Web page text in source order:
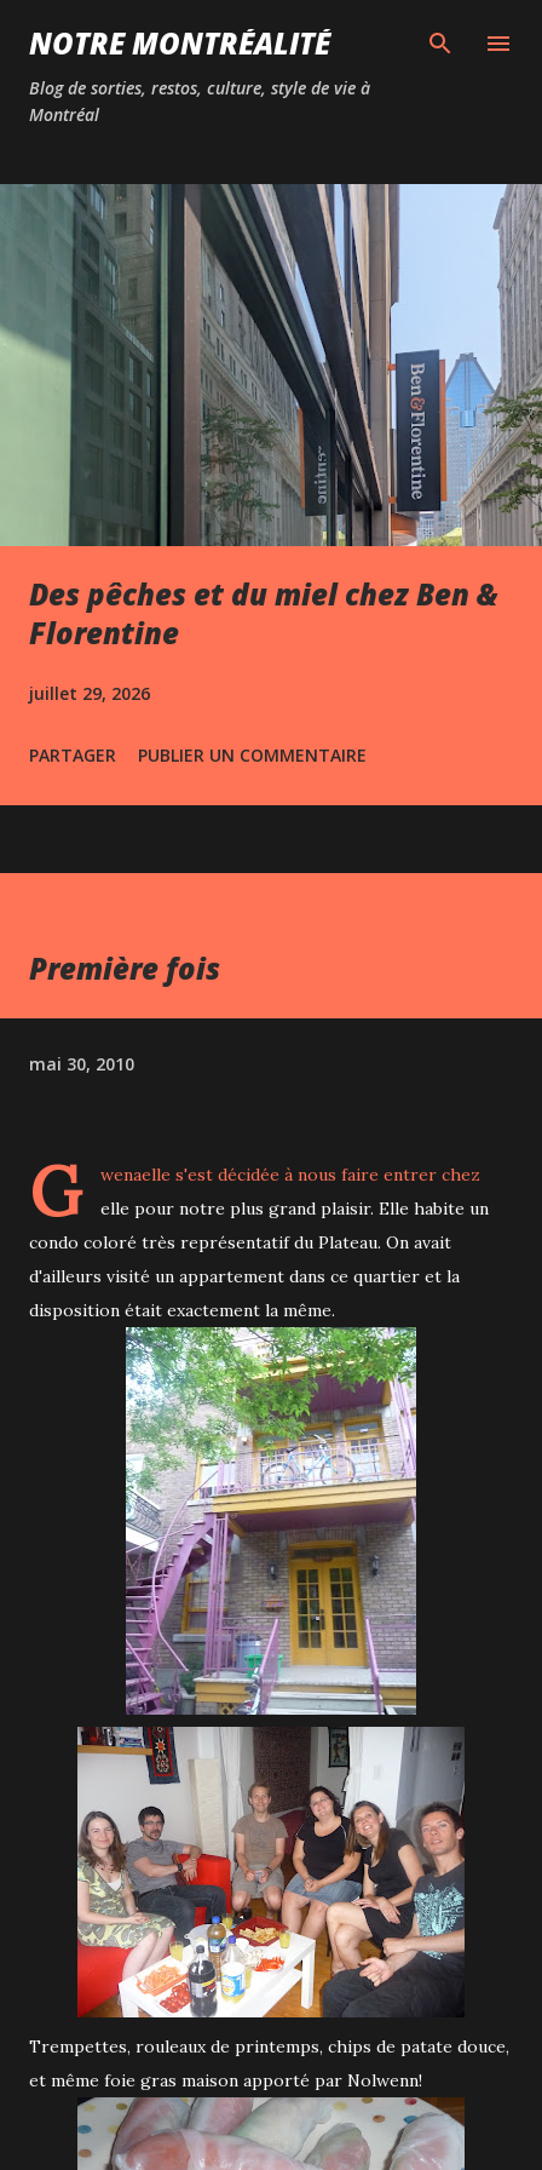
Passer au contenu principal
NOTRE MONTRÉALITÉ
Blog de sorties, restos, culture, style de vie à
Montréal
Des pêches et du miel chez Ben &
Florentine
juillet 29, 2026
PARTAGER PUBLIER UN COMMENTAIRE
Première fois
mai 30, 2010
G
wenaelle s'est décidée à nous faire entrer chez
elle pour notre plus grand plaisir. Elle habite un
condo coloré très représentatif du Plateau. On avait
d'ailleurs visité un appartement dans ce quartier et la
disposition était exactement la même.
Trempettes, rouleaux de printemps, chips de patate douce,
et même foie gras maison apporté par Nolwenn!